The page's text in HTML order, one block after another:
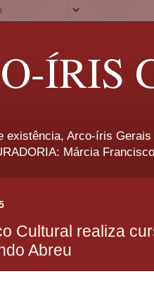
ÍRIS
existência, Arco-íris
Márcia
Cultural realiza
Abreu